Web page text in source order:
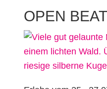
Mach
Mit
Festival
OPEN